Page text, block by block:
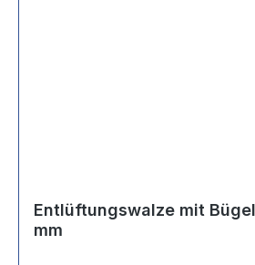
Entlüftungswalze mit
mm